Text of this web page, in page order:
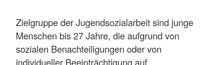
Zielgruppe der Jugendsozialarbeit sind junge
Menschen bis 27 Jahre, die aufgrund von
sozialen Benachteiligungen oder von
individueller Beeinträchtigung auf